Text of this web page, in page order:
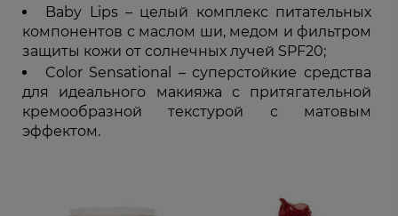
Baby Lips – целый комплекс питательных
компонентов с маслом ши, медом и фильтром
защиты кожи от солнечных лучей SPF20;
Color Sensational – суперстойкие средства
для идеального макияжа с притягательной
кремообразной текстурой с матовым
эффектом.